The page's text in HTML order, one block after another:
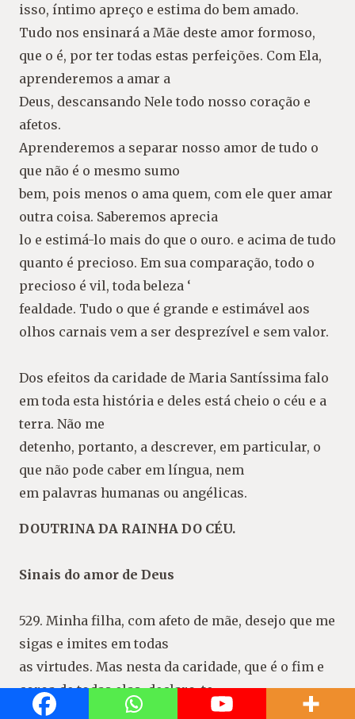
isso, íntimo apreço e estima do bem amado.
Tudo nos ensinará a Mãe deste amor formoso,
que o é, por ter todas estas perfeições. Com Ela,
aprenderemos a amar a
Deus, descansando Nele todo nosso coração e
afetos.
Aprenderemos a separar nosso amor de tudo o
que não é o mesmo sumo
bem, pois menos o ama quem, com ele quer amar
outra coisa. Saberemos aprecia
lo e estimá-lo mais do que o ouro. e acima de tudo
quanto é precioso. Em sua comparação, todo o
precioso é vil, toda beleza ‘
fealdade. Tudo o que é grande e estimável aos
olhos carnais vem a ser desprezível e sem valor.
Dos efeitos da caridade de Maria Santíssima falo
em toda esta história e deles está cheio o céu e a
terra. Não me
detenho, portanto, a descrever, em particular, o
que não pode caber em língua, nem
em palavras humanas ou angélicas.
DOUTRINA DA RAINHA DO CÉU.
Sinais do amor de Deus
529. Minha filha, com afeto de mãe, desejo que me
sigas e imites em todas
as virtudes. Mas nesta da caridade, que é o fim e
coroa de todas elas, declaro-te
minha absoluta vontade, que te esforces o mais